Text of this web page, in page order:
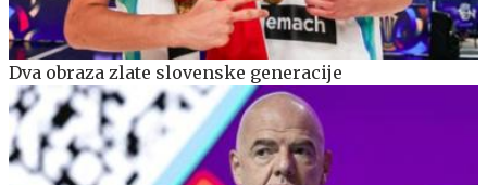
Dva obraza zlate slovenske generacije